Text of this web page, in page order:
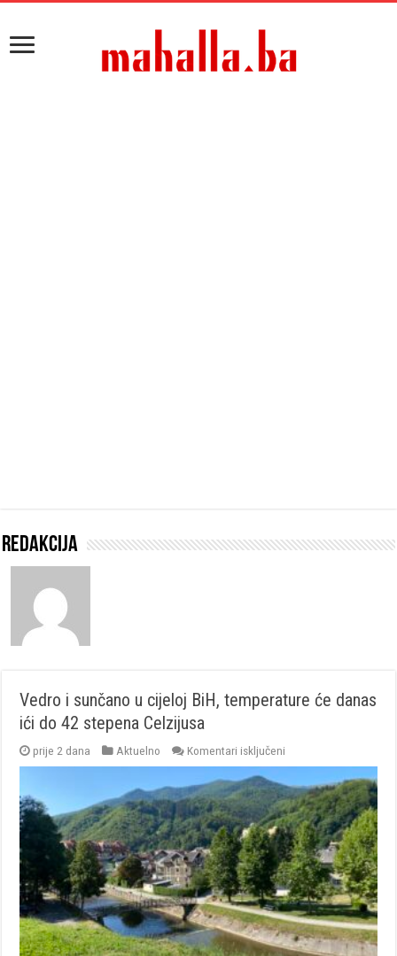
Redakcija
Vedro i sunčano u cijeloj BiH, temperature će danas
ići do 42 stepena Celzijusa
prije 2 dana Aktuelno Komentari isključeni
Vedro
sunčano
u
cijeloj
BiH,
temperature
će
danas
ići
do
42
stepena
Celzijusa